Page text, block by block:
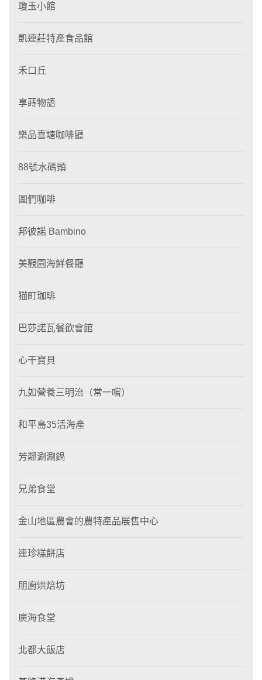
瓊玉小館
凱連莊特產食品館
禾口丘
享蒔物語
樂品喜塘咖啡廳
88號水碼頭
圖們咖啡
邦彼諾 Bambino
美觀園海鮮餐廳
猫町珈琲
巴莎諾瓦餐飲會館
心干寶貝
九如營養三明治（常一嚐）
和平島35活海產
芳鄰涮涮鍋
兄弟食堂
金山地區農會的農特產品展售中心
連珍糕餅店
朋廚烘焙坊
廣海食堂
北都大飯店